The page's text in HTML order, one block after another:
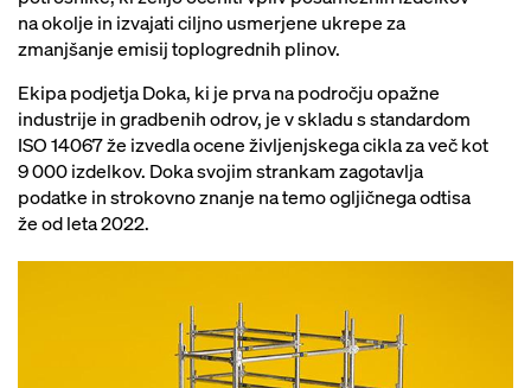
na okolje in izvajati ciljno usmerjene ukrepe za
zmanjšanje emisij toplogrednih plinov.
Ekipa podjetja Doka, ki je prva na področju opažne
industrije in gradbenih odrov, je v skladu s standardom
ISO 14067 že izvedla ocene življenjskega cikla za več kot
9 000 izdelkov. Doka svojim strankam zagotavlja
podatke in strokovno znanje na temo ogljičnega odtisa
že od leta 2022.